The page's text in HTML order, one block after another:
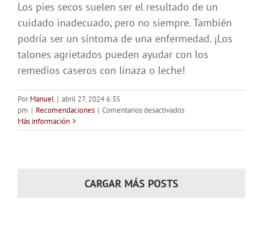
Los pies secos suelen ser el resultado de un
cuidado inadecuado, pero no siempre. También
podría ser un síntoma de una enfermedad. ¡Los
talones agrietados pueden ayudar con los
remedios caseros con linaza o leche!
PorManuel | abril 27, 2024 6:35
pm | Recomendaciones | Comentarios desactivadosen
secos
Más información
CARGAR MÁS POSTS